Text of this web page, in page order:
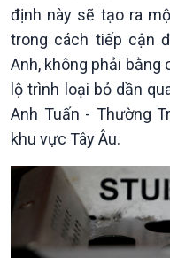
Xây dựng đảng
Đảng trong cuộc sống
Nhận diện sự thật
Pháp luật và đời sống
Kinh tế
Tin Kinh tế
Trước giờ mở cửa
định này sẽ tạo ra
trong cách tiếp cận
Anh, không phải
lộ trình loại bỏ dần
Anh Tuấn - Thường
khu vực Tây Âu.